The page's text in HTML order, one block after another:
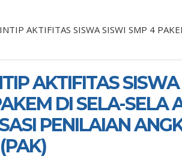
AKTIFITAS SISWA SISWI SMP 4
AKTIFITAS
DI SELA-SELA
PENILAIAN